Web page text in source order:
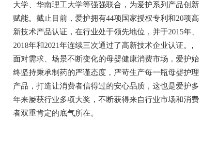
大学、华南理工大学等强强联合，为爱护系列产品创新
赋能。截止目前，爱护拥有44项国家授权专利和20项高
新技术产品认证，在行业处于领先地位，并于2015年、
2018年和2021年连续三次通过了高新技术企业认证。 ,
面对需求、场景不断变化的母婴健康消费市场，爱护始
终坚持秉承制药的严谨态度，严苛生产每一瓶母婴护理
产品，打造让消费者信得过的安心品质，这也是爱护多
年来屡获行业多项大奖，不断获得来自行业市场和消费
者双重肯定的底气所在。